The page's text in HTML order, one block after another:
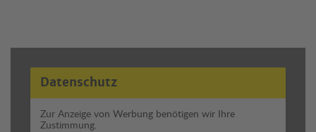
Datenschutz
Zur Anzeige von Werbung benötigen wir Ihre
Zustimmung.